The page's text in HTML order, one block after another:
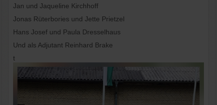
Jan und Jaqueline Kirchhoff
Jonas Rüterbories und Jette Prietzel
Hans Josef und Paula Dresselhaus
Und als Adjutant Reinhard Brake
t